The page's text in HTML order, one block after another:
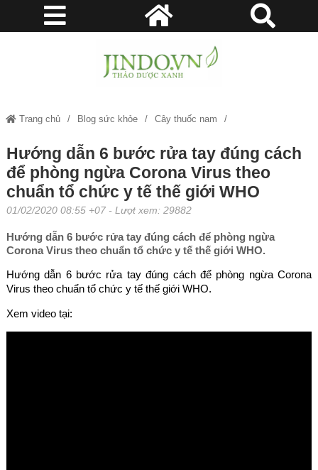
Trang chủ Blog sức khỏe Cây thuốc nam
Hướng dẫn 6 bước rửa tay đúng cách để phòng ngừa Corona Virus theo
chuẩn tổ chức y tế thế giới WHO
Hướng dẫn 6 bước rửa tay đúng cách
để phòng ngừa Corona Virus theo
chuẩn tổ chức y tế thế giới WHO
01/02/2020 08:55 +07 - Lượt xem: 29882
Hướng dẫn 6 bước rửa tay đúng cách để phòng ngừa
Corona Virus theo chuẩn tổ chức y tế thế giới WHO.
Hướng dẫn 6 bước rửa tay đúng cách để phòng ngừa Corona
Virus theo chuẩn tổ chức y tế thế giới WHO.
Xem video tại: